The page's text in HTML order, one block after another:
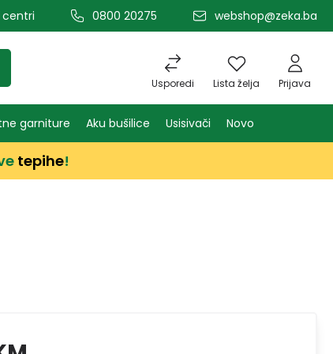
centri 0800 20275 webshop@zeka.ba
Usporedi Lista želja Prijava
garniture Aku bušilice Usisivači Novo
tepihe!